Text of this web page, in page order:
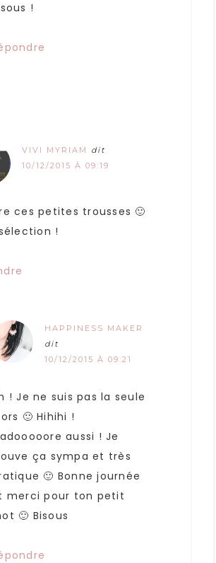
!
VIVI MYRIAM
dit
10/12/2015 À 09:19
ces petites trousses 🙂
!
HAPPINESS MAKER
dit
10/12/2015 À 09:21
! Je ne suis pas la seule
🙂 Hihihi !
aussi ! Je
ça sympa et très
🙂 Bonne journée
merci pour ton petit
🙂 Bisous